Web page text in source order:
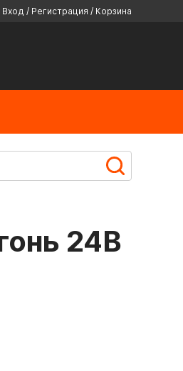
Вход / Регистрация / Корзина
24В